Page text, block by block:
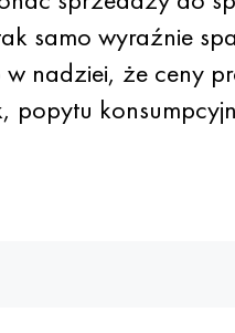
samo wyraźnie
nadziei, że ceny
popytu